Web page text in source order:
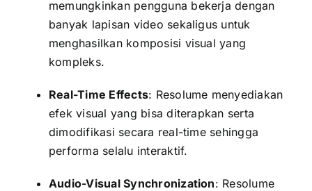
memungkinkan pengguna bekerja dengan
banyak lapisan video sekaligus untuk
menghasilkan komposisi visual yang
kompleks.
Real-Time Effects: Resolume menyediakan
efek visual yang bisa diterapkan serta
dimodifikasi secara real-time sehingga
performa selalu interaktif.
Audio-Visual Synchronization: Resolume